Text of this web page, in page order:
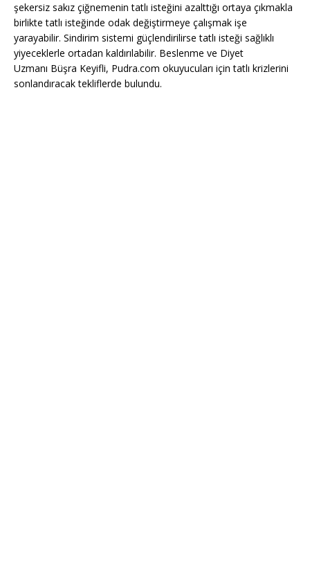
şekersiz sakız çiğnemenin tatlı isteğini azalttığı ortaya çıkmakla
birlikte tatlı isteğinde odak değiştirmeye çalışmak işe
yarayabilir. Sindirim sistemi güçlendirilirse tatlı isteği sağlıklı
yiyeceklerle ortadan kaldırılabilir. Beslenme ve Diyet
Uzmanı Büşra Keyifli, Pudra.com okuyucuları için tatlı krizlerini
sonlandıracak tekliflerde bulundu.